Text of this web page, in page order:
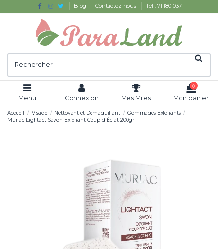
Blog Contactez-nous Tél : 71 180 037
Menu Connexion Mes Miles
0
Mon panier
Accueil Visage Nettoyant et Démaquillant
Gommages Exfoliants
Muriac Lightact Savon Exfoliant Coup d'Éclat 200gr